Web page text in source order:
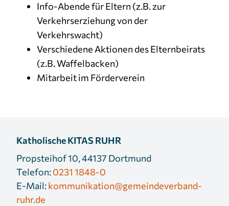
Info-Abende für Eltern (z.B. zur
Verkehrserziehung von der
Verkehrswacht)
Verschiedene Aktionen des Elternbeirats
(z.B. Waffelbacken)
Mitarbeit im Förderverein
Katholische KITAS RUHR
Propsteihof 10, 44137 Dortmund
Telefon:0231 1848-0
E-Mail:kommunikation@gemeindeverband-
ruhr.de